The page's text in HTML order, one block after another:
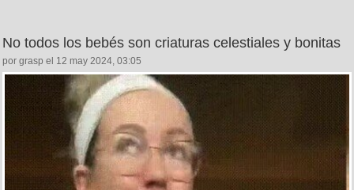
No todos los bebés son criaturas celestiales y bonitas
por grasp el 12 may 2024, 03:05